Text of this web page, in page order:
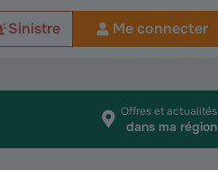
Sinistre Me connecter
Offres et actualités
dans ma région